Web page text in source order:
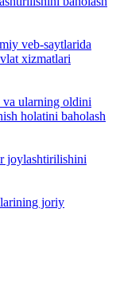
veb-saytlarida
xizmatlari
ularning oldini
holatini baholash
joylashtirilishini
joriy